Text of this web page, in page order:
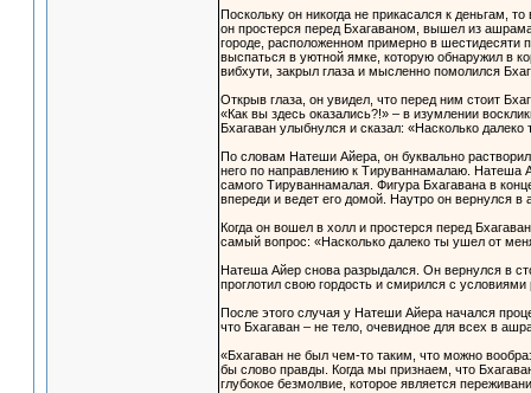
Поскольку он никогда не прикасался к деньгам,
он простерся перед Бхагаваном, вышел из
городе, расположенном примерно в шестидесяти
выспаться в уютной ямке, которую обнаружил в
вибхути, закрыл глаза и мысленно помолился
Открыв глаза, он увидел, что перед ним стоит
«Как вы здесь оказались?!» – в изумлении
Бхагаван улыбнулся и сказал: «Насколько
По словам Натеши Айера, он буквально
него по направлению к Тируваннамалаю. Натеша
самого Тируваннамалая. Фигура Бхагавана в
впереди и ведет его домой. Наутро он вернулся
Когда он вошел в холл и простерся перед
самый вопрос: «Насколько далеко ты ушел от
Натеша Айер снова разрыдался. Он вернулся в
проглотил свою гордость и смирился с
После этого случая у Натеши Айера начался
что Бхагаван – не тело, очевидное для всех в
«Бхагаван не был чем-то таким, что можно
бы слово правды. Когда мы признаем, что
глубокое безмолвие, которое является